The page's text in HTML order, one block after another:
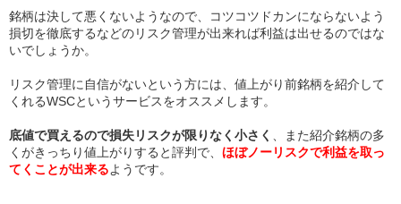
銘柄は決して悪くないようなので、コツコツドカンにならないよう
損切を徹底するなどのリスク管理が出来れば利益は出せるのではな
いでしょうか。
リスク管理に自信がないという方には、値上がり前銘柄を紹介して
くれるWSCというサービスをオススメします。
底値で買えるので損失リスクが限りなく小さく
、また紹介銘柄の多
くがきっちり値上がりすると評判で、 ほぼノーリスクで利益を取っ
てくことが出来るようです。